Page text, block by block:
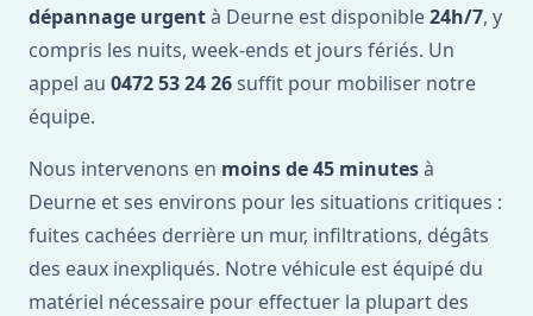
dépannage urgentà Deurne est disponible24h/7, y
compris les nuits, week-ends et jours fériés. Un
appel au 0472 53 24 26 suffit pour mobiliser notre
équipe.
Nous intervenons en moins de 45 minutesà
Deurne et ses environs pour les situations critiques :
fuites cachées derrière un mur, infiltrations, dégâts
des eaux inexpliqués. Notre véhicule est équipé du
matériel nécessaire pour effectuer la plupart des